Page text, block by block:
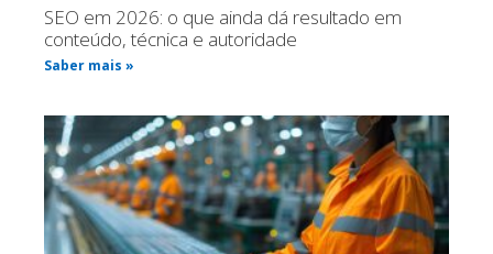
SEO em 2026: o que ainda dá resultado em
conteúdo, técnica e autoridade
Saber mais »